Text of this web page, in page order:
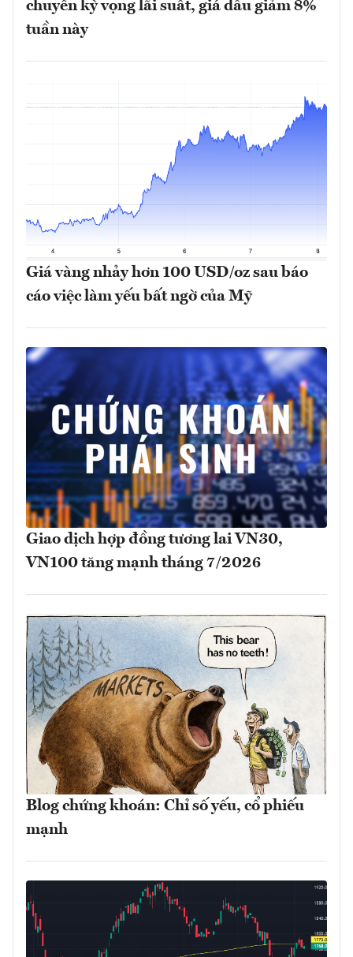
chuyển kỳ vọng lãi suất, giá dầu giảm 8%
tuần này
Giá vàng nhảy hơn 100 USD/oz sau báo
cáo việc làm yếu bất ngờ của Mỹ
Giao dịch hợp đồng tương lai VN30,
VN100 tăng mạnh tháng 7/2026
Blog chứng khoán: Chỉ số yếu, cổ phiếu
mạnh